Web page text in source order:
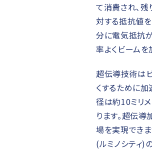
て消費され､残
対する抵抗値
分に電気抵抗
率よくビームを
超伝導技術は
くするために
径は約10ミリ
ります。超伝
場を実現でき
(ルミノシティ)